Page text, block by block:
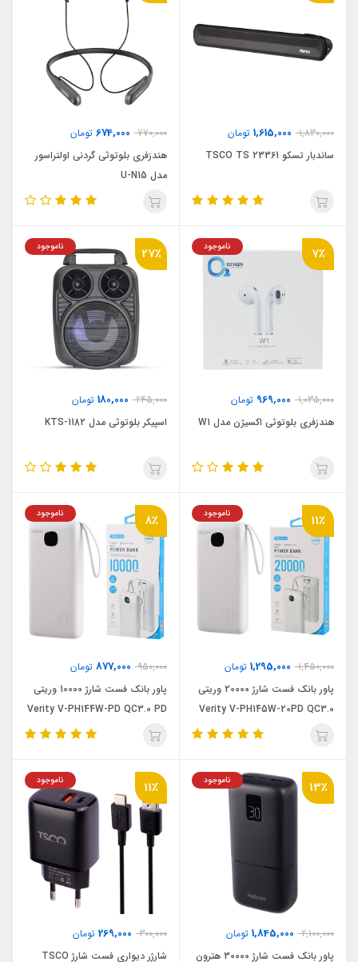
1,830,000
1,615,000 تومان
ساندبار تسکو TSCO TS 23361
770,000
674,000 تومان
هندزفری بلوتوثی گردنی اولتراسور
مدل U-N15
7٪
1,035,000
969,000 تومان
ناموجود
هندزفری بلوتوثی اکسیژن مدل W1
27٪
245,000
180,000 تومان
ناموجود
اسپیکر بلوتوثی مدل KTS-1182
11٪
1,450,000
1,295,000 تومان
ناموجود
پاور بانک فست شارژ 20000 وریتی
Verity V-PH145W-20PD QC3.0
PD 22.5W
8٪
950,000
877,000 تومان
ناموجود
پاور بانک فست شارژ 10000 وریتی
Verity V-PH144W-PD QC3.0 PD
22.5W
13٪
2,100,000
1,845,000 تومان
ناموجود
پاور بانک فست شارژ 30000 هترون
11٪
300,000
269,000 تومان
ناموجود
شارژر دیواری فست شارژ TSCO